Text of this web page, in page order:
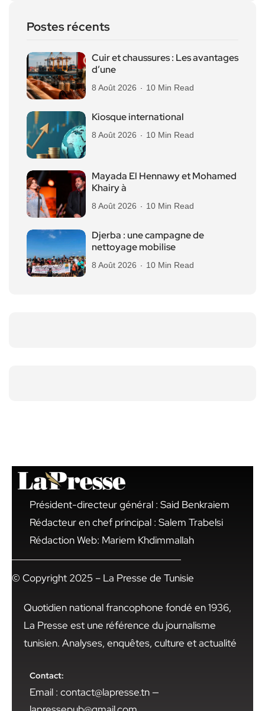
Postes récents
Cuir et chaussures : Les avantages
d’une
8 Août 2026 10 Min Read
Kiosque international
8 Août 2026 10 Min Read
Mayada El Hennawy et Mohamed
Khairy à
8 Août 2026 10 Min Read
Djerba : une campagne de
nettoyage mobilise
8 Août 2026 10 Min Read
Président-directeur général : Said Benkraiem
Rédacteur en chef principal : Salem Trabelsi
Rédaction Web: Mariem Khdimmallah
© Copyright 2025 – La Presse de Tunisie
Quotidien national francophone fondé en 1936,
La Presse est une référence du journalisme
tunisien. Analyses, enquêtes, culture et actualité
Contact:
Email : contact@lapresse.tn —